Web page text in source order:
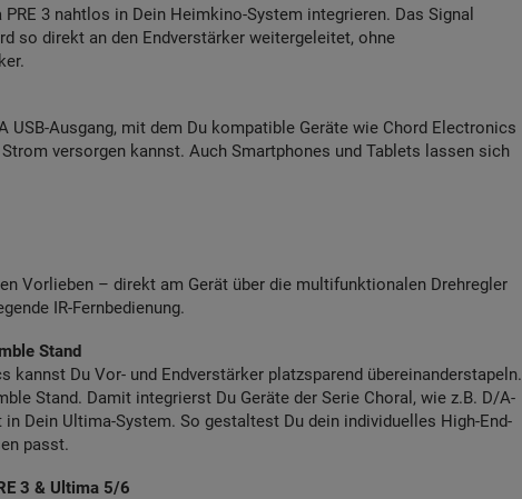
3 nahtlos in Dein Heimkino-System integrieren. Das Signal
so direkt an den Endverstärker weitergeleitet, ohne
USB-Ausgang, mit dem Du kompatible Geräte wie Chord Electronics
versorgen kannst. Auch Smartphones und Tablets lassen sich
Vorlieben – direkt am Gerät über die multifunktionalen Drehregler
IR-Fernbedienung.
Stand
kannst Du Vor- und Endverstärker platzsparend übereinanderstapeln.
Stand. Damit integrierst Du Geräte der Serie Choral, wie z.B. D/A-
Dein Ultima-System. So gestaltest Du dein individuelles High-End-
passt.
3 & Ultima 5/6